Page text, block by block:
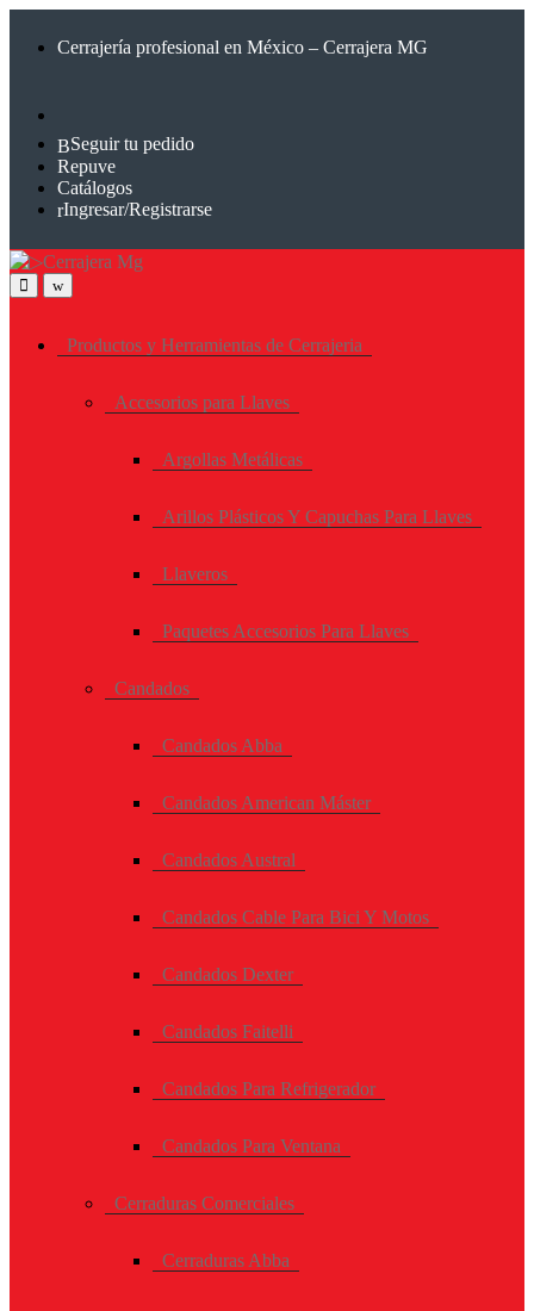
Cerrajería profesional en México – Cerrajera MG
Seguir tu pedido
Repuve
Catálogos
Ingresar/Registrarse
Productos y Herramientas de Cerrajeria
Accesorios para Llaves
Argollas Metálicas
Arillos Plásticos Y Capuchas Para Llaves
Llaveros
Paquetes Accesorios Para Llaves
Candados
Candados Abba
Candados American Máster
Candados Austral
Candados Cable Para Bici Y Motos
Candados Dexter
Candados Faitelli
Candados Para Refrigerador
Candados Para Ventana
Cerraduras Comerciales
Cerraduras Abba